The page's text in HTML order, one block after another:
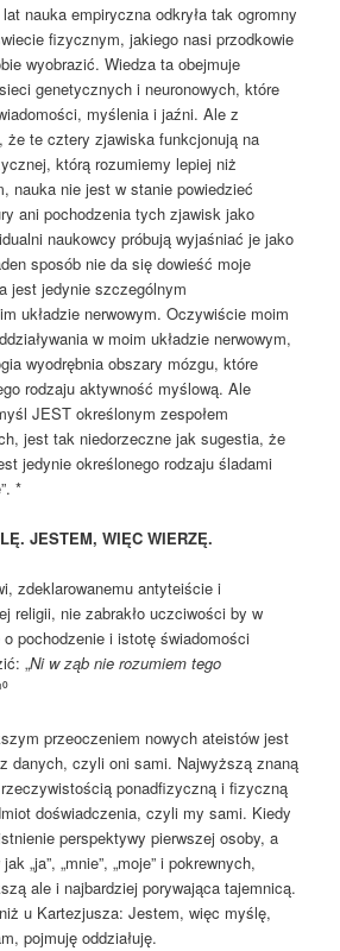
nauka empiryczna odkryła tak ogromny
fizycznym, jakiego nasi przodkowie
wyobrazić. Wiedza ta obejmuje
genetycznych i neuronowych, które
myślenia i jaźni. Ale z
że te cztery zjawiska funkcjonują na
którą rozumiemy lepiej niż
nauka nie jest w stanie powiedzieć
ani pochodzenia tych zjawisk jako
naukowcy próbują wyjaśniać je jako
sposób nie da się dowieść moje
jest jedynie szczególnym
układzie nerwowym. Oczywiście moim
w moim układzie nerwowym,
wyodrębnia obszary mózgu, które
rodzaju aktywność myślową. Ale
JEST określonym zespołem
jest tak niedorzeczne jak sugestia, że
jedynie określonego rodzaju śladami
*
JESTEM, WIĘC WIERZĘ.
zdeklarowanemu antyteiście i
religii, nie zabrakło uczciwości by w
pochodzenie i istotę świadomości
„Ni w ząb nie rozumiem tego
przeoczeniem nowych ateistów jest
danych, czyli oni sami. Najwyższą znaną
ponadfizyczną i fizyczną
doświadczenia, czyli my sami. Kiedy
perspektywy pierwszej osoby, a
„ja”, „mnie”, „moje” i pokrewnych,
ale i najbardziej porywająca tajemnicą.
u Kartezjusza: Jestem, więc myślę,
pojmuję oddziałuję.